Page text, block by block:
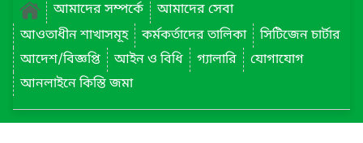
আমাদের সম্পর্কে
আমাদের সেবা
আওতাধীন শাখাসমূহ
কর্মকর্তাদের তালিকা
সিটিজেন চার্টার
আদেশ/বিজ্ঞপ্তি
আইন ও বিধি গ্যালারি
যোগাযোগ
আনলাইনে কিস্তি জমা